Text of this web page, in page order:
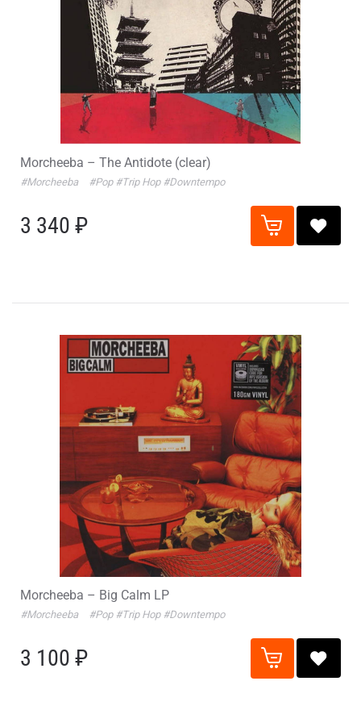
Morcheeba – The Antidote (clear)
#Morcheeba #Pop #Trip Hop #Downtempo
3 340 ₽
Morcheeba – Big Calm LP
#Morcheeba #Pop #Trip Hop #Downtempo
3 100 ₽